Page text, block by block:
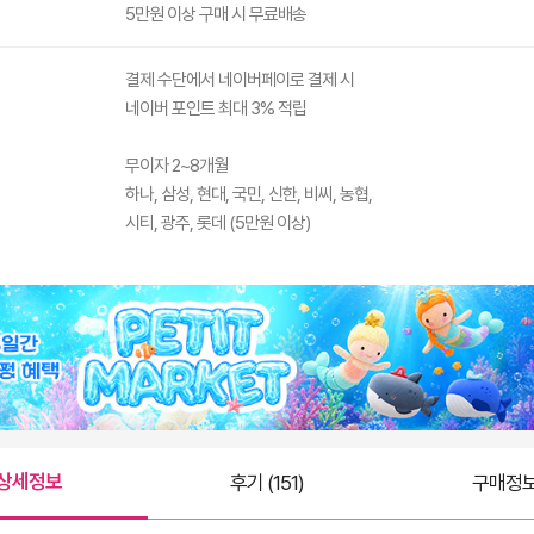
5만원 이상 구매 시 무료배송
결제 수단에서 네이버페이로 결제 시
네이버 포인트 최대 3% 적립
무이자 2~8개월
하나, 삼성, 현대, 국민, 신한, 비씨, 농협,
시티, 광주, 롯데 (5만원 이상)
세정보 후기 (151) 구매정